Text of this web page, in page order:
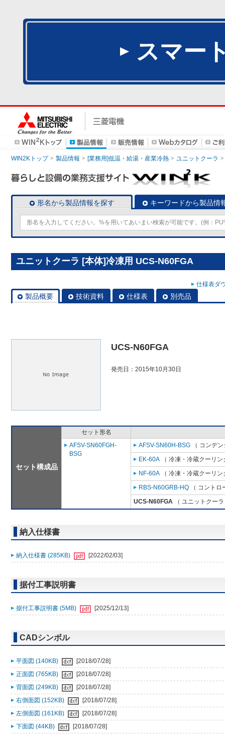
スマー
WIN2Kトップ 製品情報 [業務用]低温・給湯・産業冷熱 ユニットクーラ
形名から製品情報を探す キーワードから製品情
ユニットクーラ [本体]冷凍用 UCS-N60FGA
仕様表ダ
製品概要 技術資料 仕様表 別売品
UCS-N60FGA
発売日：2015年10月30日
セット構成品
セット形名
AFSV-SN60FGH-
BSG
AFSV-SN60H-BSG （ コンデ
EK-60A （ 冷凍・冷蔵クーリ
NF-60A （ 冷凍・冷蔵クーリ
RBS-N60GRB-HQ （ コント
UCS-N60FGA （ ユニットクー
納入仕様書
納入仕様書 (285KB) [2022/02/03]
据付工事説明書
据付工事説明書 (5MB) [2025/12/13]
CADシンボル
平面図 (140KB)
[2018/07/28]
正面図 (765KB)
[2018/07/28]
背面図 (249KB)
[2018/07/28]
右側面図 (152KB)
[2018/07/28]
左側面図 (161KB)
[2018/07/28]
下面図 (44KB)
[2018/07/28]